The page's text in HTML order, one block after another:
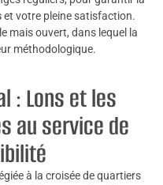
et votre pleine satisfaction.
mais ouvert, dans lequel la
méthodologique.
: Lons et les
au service de
à la croisée de quartiers